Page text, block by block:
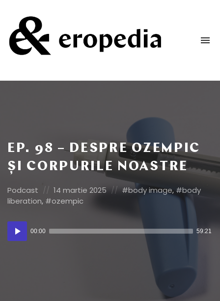
podcast
EP. 98 – DESPRE OZEMPIC
ȘI CORPURILE NOASTRE
Posted
in:
Podcast
Posted
on
14 martie 2025
Posted
body image,
body
liberation, ozempic
Player
audio
00:00 59:21